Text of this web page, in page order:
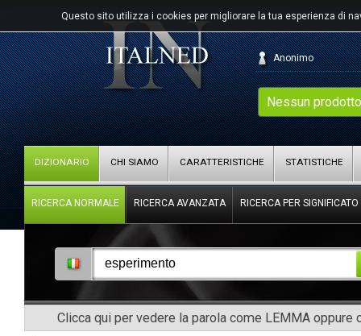
Questo sito utilizza i cookies per migliorare la tua esperienza di
Nessun
Anonimo
DIZIONARIO CHI SIAMO CARATTERISTICHE STATISTICHE
RICERCA NORMALE RICERCA AVANZATA RICERCA PER SIGNIFICATO
Clicca qui per vedere la parola come LEMMA oppure